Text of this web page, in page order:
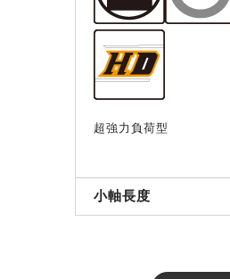
超強力負荷型
小軸長度